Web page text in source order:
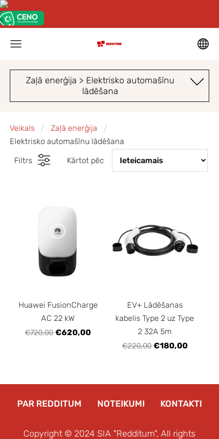
Zaļā enerģija > Elektrisko automašīnu
lādēšana
Veikals
Zaļā enerģija
Elektrisko automašīnu lādēšana
Filtrs Kārtot pēc
Huawei FusionCharge
AC 22 kW
€720,00 €620,00
EV+ Lādēšanas
kabelis Type 2 uz Type
2 32A 5m
€220,00 €180,00
PAR REDDITUM NOTEIKUMI KONTAKTI
Copyright © 2024 SIA "Redditum", All rights